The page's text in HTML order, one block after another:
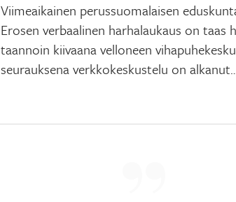
Viimeaikainen perussuomalaisen
Erosen verbaalinen harhalaukaus on taas
taannoin kiivaana velloneen
seurauksena verkkokeskustelu on